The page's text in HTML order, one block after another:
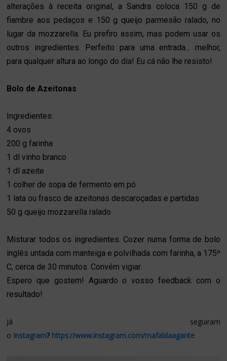
alterações à receita original, a Sandra coloca 150 g de
fiambre aos pedaços e 150 g queijo parmesão ralado, no
lugar da mozzarella. Eu prefiro assim, mas podem usar os
outros ingredientes. Perfeito para uma entrada... melhor,
para qualquer altura ao longo do dia! Eu cá não lhe resisto!
Bolo de Azeitonas
Ingredientes:
4 ovos
200 g farinha
1 dl vinho branco
1 dl azeite
1 colher de sopa de fermento em pó
1 lata ou frasco de azeitonas descaroçadas e partidas
50 g queijo mozzarella ralado
Misturar todos os ingredientes. Cozer numa forma de bolo
inglês untada com manteiga e polvilhada com farinha, a 175º
C, cerca de 30 minutos. Convém vigiar.
Espero que gostem! Aguardo o vosso feedback com o
resultado!
Já seguiram
o Instagram? https://www.instagram.com/mafaldaagante